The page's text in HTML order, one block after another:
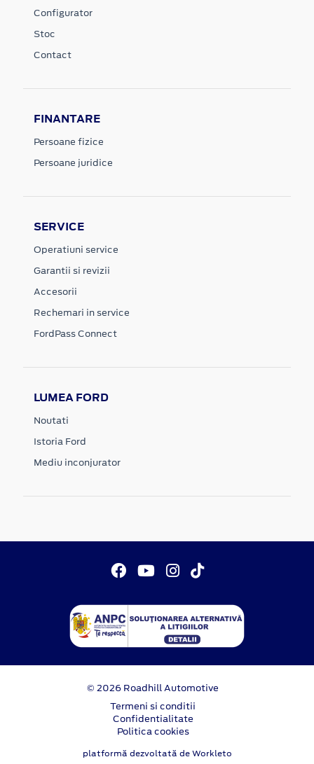
Configurator
Stoc
Contact
FINANTARE
Persoane fizice
Persoane juridice
SERVICE
Operatiuni service
Garantii si revizii
Accesorii
Rechemari in service
FordPass Connect
LUMEA FORD
Noutati
Istoria Ford
Mediu inconjurator
© 2026 Roadhill Automotive
Termeni si conditii
Confidentialitate
Politica cookies
platformă dezvoltată de Workleto